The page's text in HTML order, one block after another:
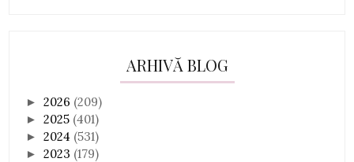
ARHIVĂ BLOG
►2026 (209)
►2025 (401)
►2024 (531)
►2023 (179)